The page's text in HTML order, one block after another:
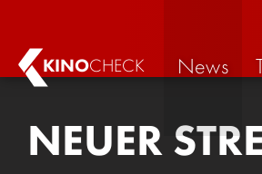
KINOCHECK News
NEUER